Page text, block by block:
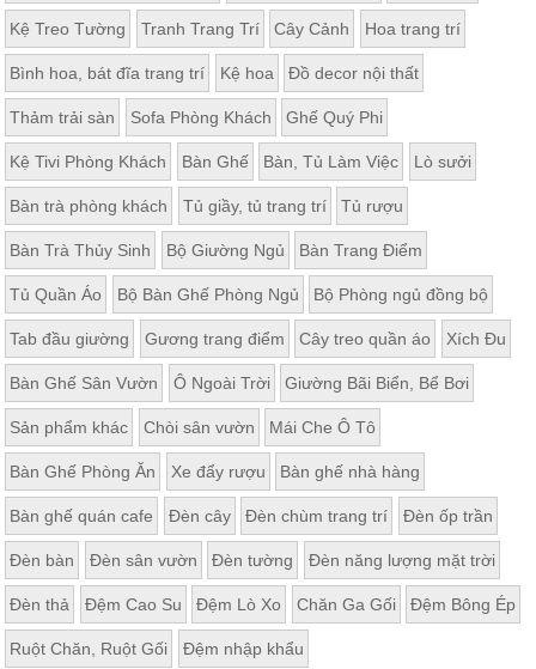
Nội
Thất
Phòng
Ăn
Bàn
ăn,
ghế
ăn,
kệ
Nội
Thất
Ban
Công,
Vườn
Bàn
ghế
ban
công,
xích
đu,
ghế...
Phụ
Kiện
Trang
Trí
Cây
Kệ Treo Tường Tranh Trang Trí Cây Cảnh Hoa trang trí
Bình hoa, bát đĩa trang trí Kệ hoa Đồ decor nội thất
Thảm trải sàn Sofa Phòng Khách Ghế Quý Phi
Kệ Tivi Phòng Khách Bàn Ghế Bàn, Tủ Làm Việc Lò sưởi
Bàn trà phòng khách Tủ giầy, tủ trang trí Tủ rượu
Bàn Trà Thủy Sinh Bộ Giường Ngủ Bàn Trang Điểm
Tủ Quần Áo Bộ Bàn Ghế Phòng Ngủ Bộ Phòng ngủ đồng bộ
Tab đầu giường Gương trang điểm Cây treo quần áo Xích Đu
Bàn Ghế Sân Vườn Ô Ngoài Trời Giường Bãi Biển, Bể Bơi
Sản phẩm khác Chòi sân vườn Mái Che Ô Tô
Bàn Ghế Phòng Ăn Xe đẩy rượu Bàn ghế nhà hàng
Bàn ghế quán cafe Đèn cây Đèn chùm trang trí Đèn ốp trần
Đèn bàn Đèn sân vườn Đèn tường Đèn năng lượng mặt trời
Đèn thả Đệm Cao Su Đệm Lò Xo Chăn Ga Gối Đệm Bông Ép
Ruột Chăn, Ruột Gối Đệm nhập khẩu